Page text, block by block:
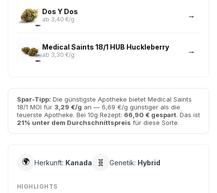
Dos Y Dos
ab 3,40 €/g
Medical Saints 18/1 HUB Huckleberry
ab 3,30 €/g
Spar-Tipp: Die günstigste Apotheke bietet Medical Saints
18/1 MOI für 3,29 €/g an — 6,69 €/g günstiger als die
teuerste Apotheke. Bei 10g Rezept: 66,90 € gespart. Das ist
21% unter dem Durchschnittspreis für diese Sorte.
🌍 Herkunft: Kanada 🧬 Genetik: Hybrid
HIGHLIGHTS